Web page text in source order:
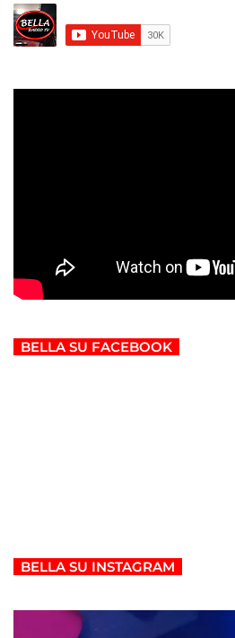
BELLA SU FACEBOOK
BELLA SU INSTAGRAM